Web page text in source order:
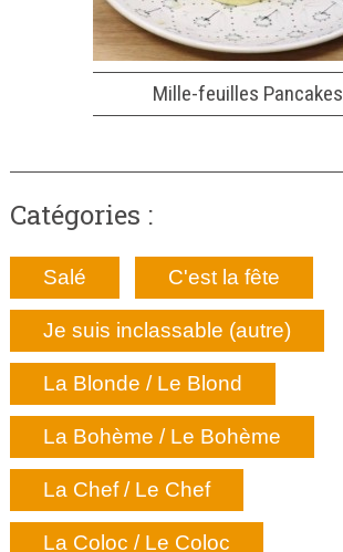
Mille-feuilles Pancakes
Catégories :
Salé C'est la fête
Je suis inclassable (autre)
La Blonde / Le Blond
La Bohème / Le Bohème
La Chef / Le Chef
La Coloc / Le Coloc